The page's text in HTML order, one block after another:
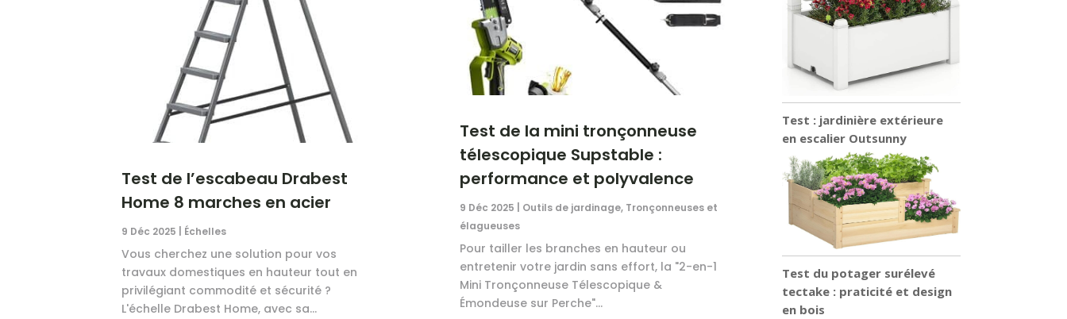
Test de l’escabeau Drabest
Home 8 marches en acier
9 Déc 2025 Échelles
Vous cherchez une solution pour vos
travaux domestiques en hauteur tout en
privilégiant commodité et sécurité ?
L'échelle Drabest Home, avec sa...
Test de la mini tronçonneuse
télescopique Supstable :
performance et polyvalence
9 Déc 2025 Outils de jardinage, Tronçonneuses et
élagueuses
Pour tailler les branches en hauteur ou
entretenir votre jardin sans effort, la "2-en-1
Mini Tronçonneuse Télescopique &
Émondeuse sur Perche"...
Test : jardinière extérieure
en escalier Outsunny
Test du potager surélevé
tectake : praticité et design
en bois